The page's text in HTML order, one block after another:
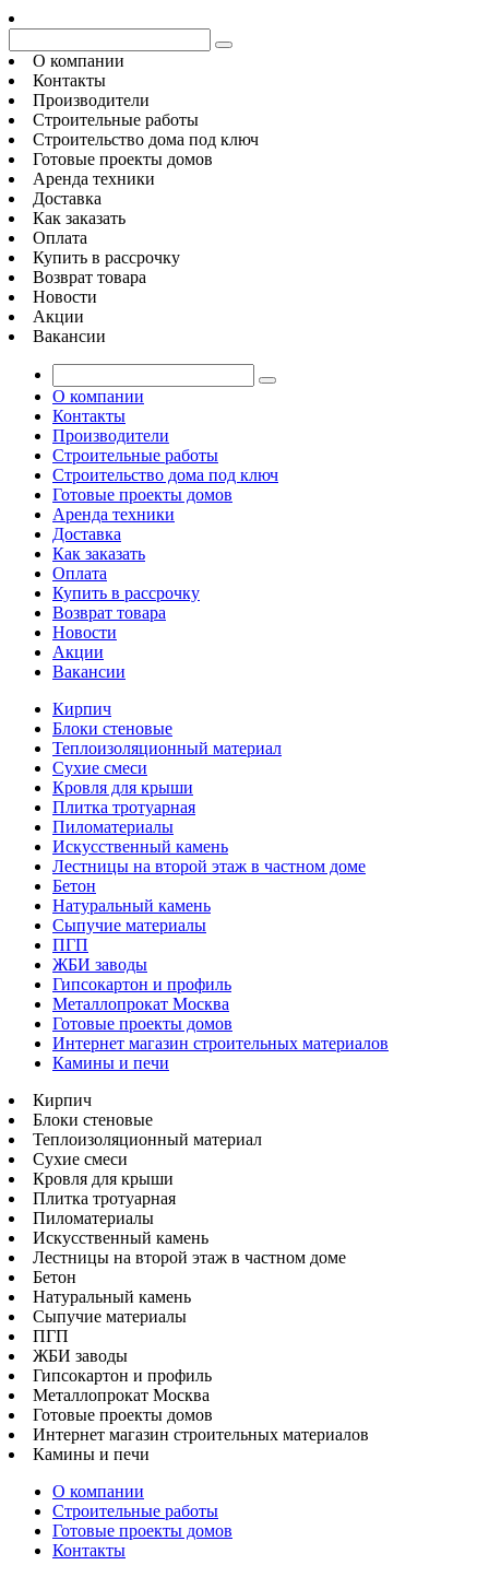
О компании
Контакты
Производители
Строительные работы
Строительство дома под ключ
Готовые проекты домов
Аренда техники
Доставка
Как заказать
Оплата
Купить в рассрочку
Возврат товара
Новости
Акции
Вакансии
О компании
Контакты
Производители
Строительные работы
Строительство дома под ключ
Готовые проекты домов
Аренда техники
Доставка
Как заказать
Оплата
Купить в рассрочку
Возврат товара
Новости
Акции
Вакансии
Кирпич
Блоки стеновые
Теплоизоляционный материал
Сухие смеси
Кровля для крыши
Плитка тротуарная
Пиломатериалы
Искусственный камень
Лестницы на второй этаж в частном доме
Бетон
Натуральный камень
Сыпучие материалы
ПГП
ЖБИ заводы
Гипсокартон и профиль
Металлопрокат Москва
Готовые проекты домов
Интернет магазин строительных материалов
Камины и печи
Кирпич
Блоки стеновые
Теплоизоляционный материал
Сухие смеси
Кровля для крыши
Плитка тротуарная
Пиломатериалы
Искусственный камень
Лестницы на второй этаж в частном доме
Бетон
Натуральный камень
Сыпучие материалы
ПГП
ЖБИ заводы
Гипсокартон и профиль
Металлопрокат Москва
Готовые проекты домов
Интернет магазин строительных материалов
Камины и печи
О компании
Строительные работы
Готовые проекты домов
Контакты